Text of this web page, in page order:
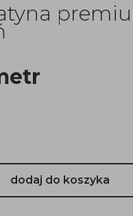
dodaj do koszyka